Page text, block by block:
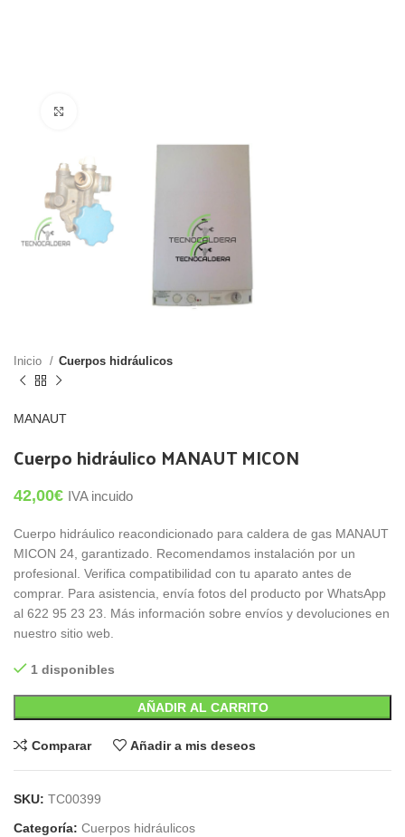
Inicio Cuerpos hidráulicos
MANAUT
Cuerpo hidráulico MANAUT MICON
42,00€ IVA incuido
Cuerpo hidráulico reacondicionado para caldera de gas MANAUT
MICON 24, garantizado. Recomendamos instalación por un
profesional. Verifica compatibilidad con tu aparato antes de
comprar. Para asistencia, envía fotos del producto por WhatsApp
al 622 95 23 23. Más información sobre envíos y devoluciones en
nuestro sitio web.
1 disponibles
AÑADIR AL CARRITO
Comparar Añadir a mis deseos
SKU: TC00399
Categoría: Cuerpos hidráulicos